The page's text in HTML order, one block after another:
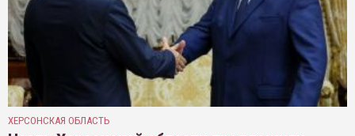
ХЕРСОНСКАЯ ОБЛАСТЬ